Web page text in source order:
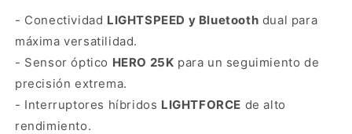
- Conectividad LIGHTSPEED y Bluetooth dual para
máxima versatilidad.
- Sensor óptico HERO 25K para un seguimiento de
precisión extrema.
- Interruptores híbridos LIGHTFORCE de alto
rendimiento.